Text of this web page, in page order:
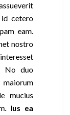
cetero
eam.
nostro
No duo
mucius
Ius ea